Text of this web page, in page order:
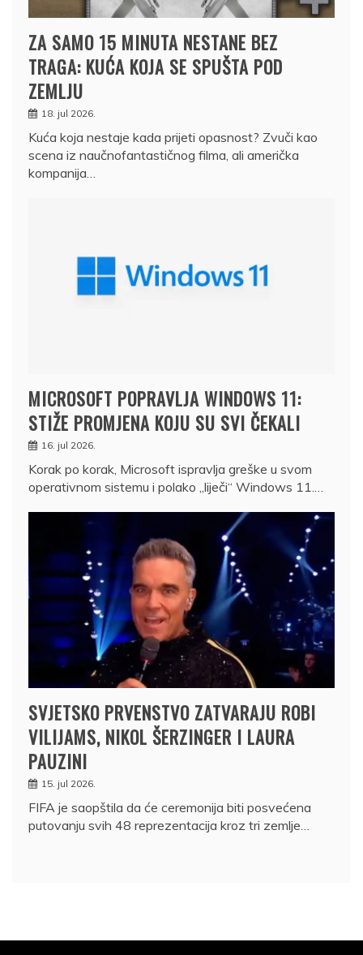
ZA SAMO 15 MINUTA NESTANE BEZ
TRAGA: KUĆA KOJA SE SPUŠTA POD
ZEMLJU
18. jul 2026.
Kuća koja nestaje kada prijeti opasnost? Zvuči kao
scena iz naučnofantastičnog filma, ali američka
kompanija…
MICROSOFT POPRAVLJA WINDOWS 11:
STIŽE PROMJENA KOJU SU SVI ČEKALI
16. jul 2026.
Korak po korak, Microsoft ispravlja greške u svom
operativnom sistemu i polako „liječi“ Windows 11.…
SVJETSKO PRVENSTVO ZATVARAJU ROBI
VILIJAMS, NIKOL ŠERZINGER I LAURA
PAUZINI
15. jul 2026.
FIFA je saopštila da će ceremonija biti posvećena
putovanju svih 48 reprezentacija kroz tri zemlje…